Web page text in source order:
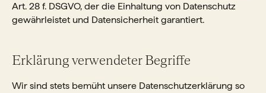
Art. 28 f. DSGVO, der die Einhaltung von Datenschutz
gewährleistet und Datensicherheit garantiert.
Erklärung verwendeter Begriffe
Wir sind stets bemüht unsere Datenschutzerklärung so